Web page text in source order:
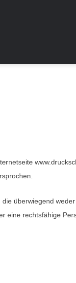
überwiegend
eine rechtsfähige